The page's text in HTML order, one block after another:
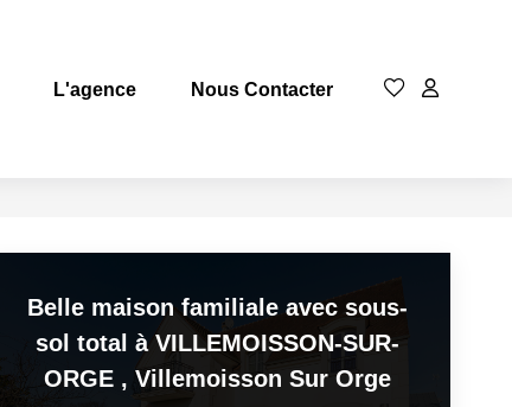
L'agence Nous Contacter
Belle maison familiale avec sous-
sol total à VILLEMOISSON-SUR-
ORGE , Villemoisson Sur Orge